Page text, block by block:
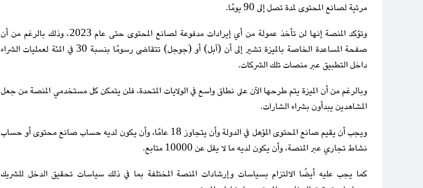
مرئية لصانع المحتوى لمدة تصل إلى 90 يومًا.
وتؤكد المنصة إنها لن تأخذ عمولة من أي إيرادات مدفوعة لصانع المحتوى حتى عام 2023، وذلك بالرغم من أن
صفحة المساعدة الخاصة بالميزة تشير إلى أن (آبل) أو (جوجل) تتقاضى رسومًا بنسبة 30 في المئة لعمليات الشراء
داخل التطبيق عبر منصات تلك الشركات.
وبالرغم من أن الميزة يتم طرحها الآن على نطاق واسع في الولايات المتحدة، فلن يتمكن كل مستخدمي المنصة من جعل
المشاهدين يبدأون بشراء الشارات.
ويجب أن يقيم صانع المحتوى المؤهل في الدولة وأن يتجاوز 18 عامًا، وأن يكون لديه حساب صانع محتوى أو حساب
نشاط تجاري عبر المنصة، وأن يكون لديه ما لا يقل عن 10000 متابع.
كما يجب عليه أيضًا الالتزام بسياسات وإرشادات المنصة المختلفة بما في ذلك سياسات تحقيق الدخل للشريك